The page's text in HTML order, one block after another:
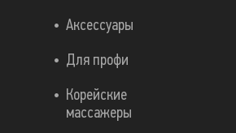
Аксессуары
Для профи
Корейские
массажеры